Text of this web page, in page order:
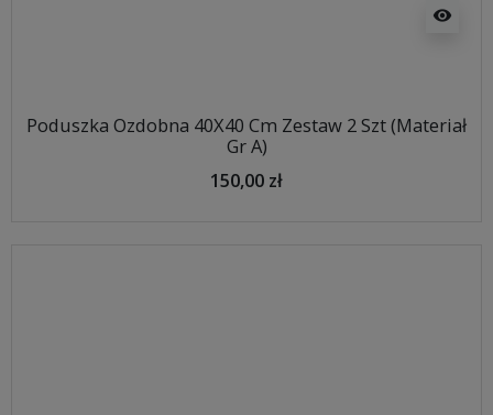
visibility
Poduszka Ozdobna 40X40 Cm Zestaw 2 Szt (Materiał
Gr A)
150,00 zł